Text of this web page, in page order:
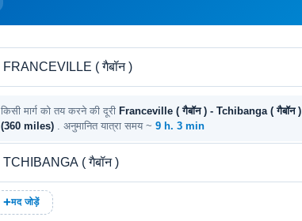
किसी मार्ग को तय करने की दूरी Franceville ( गैबॉन ) - Tchibanga ( गैबॉन )
(360 miles)
. अनुमानित यात्रा समय ~ 9 h. 3 min
मद जोड़ें